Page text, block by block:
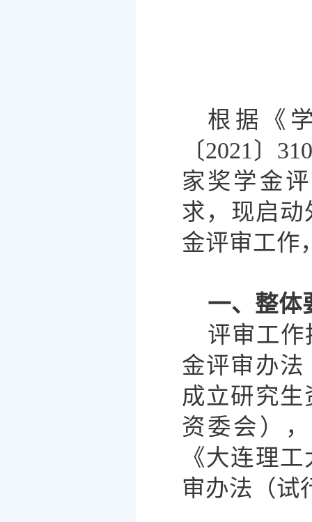
根据《
〔2021〕
家奖学金
求，现启动
金评审工作
一、整体
评审工
金评审办
成立研究
资委会）
《大连理
审办法（试